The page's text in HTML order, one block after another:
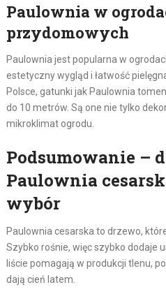
Paulownia w
przydomowych
Paulownia jest popularna w
estetyczny wygląd i łatwość
Polsce, gatunki jak Paulownia
do 10 metrów. Są one nie tylko
mikroklimat ogrodu.
Podsumowanie –
Paulownia
wybór
Paulownia cesarska to drzewo,
Szybko rośnie, więc szybko dodaje
liście pomagają w produkcji tlenu,
dają cień latem.